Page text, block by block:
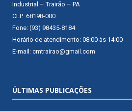
Industrial – Trairão – PA
CEP: 68198-000
Fone: (93) 98435-8184
Horário de atendimento: 08:00 às 14:00
E-mail: cmtrairao@gmail.com
ÚLTIMAS PUBLICAÇÕES